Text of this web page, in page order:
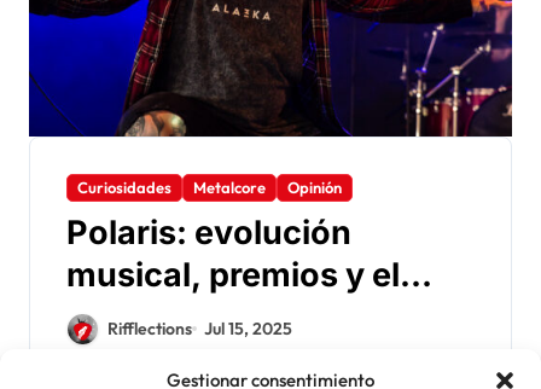
Gestionar consentimiento
Curiosidades Metalcore Opinión
Polaris: evolución
musical, premios y el
impacto de «Fatalism»
Rifflections Jul 15, 2025